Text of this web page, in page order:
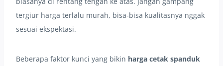
tergiur harga terlalu murah, bisa-bisa kualitasnya nggak
sesuai ekspektasi.
Beberapa faktor kunci yang bikin harga cetak spanduk